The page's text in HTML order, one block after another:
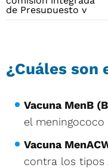
¿Cuáles son
Vacuna MenB
el meningococo
Vacuna
contra los tipos